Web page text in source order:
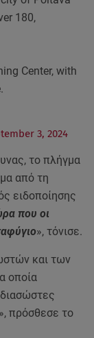
180,
Center, with
3, 2024
το πλήγμα
από τη
ειδοποίησης
που οι
», τόνισε.
και των
οποία
πρόσθεσε το